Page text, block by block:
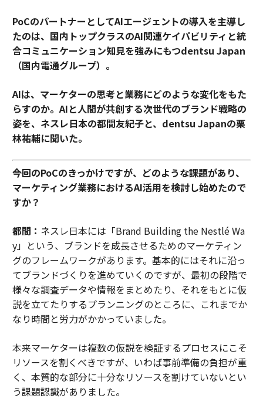
PoCのパートナーとしてAIエージェントの導入を主導し
たのは、国内トップクラスのAI関連ケイパビリティと統
合コミュニケーション知見を強みにもつdentsu Japan
（国内電通グループ）。
AIは、マーケターの思考と業務にどのような変化をもた
らすのか。AIと人間が共創する次世代のブランド戦略の
姿を、ネスレ日本の都間友紀子と、dentsu Japanの栗
林祐輔に聞いた。
――今回のPoCのきっかけですが、どのような課題があり、
マーケティング業務におけるAI活用を検討し始めたので
すか？
都間： ネスレ日本には「Brand Building the Nestlé Wa
y」という、ブランドを成長させるためのマーケティン
グのフレームワークがあります。基本的にはそれに沿っ
てブランドづくりを進めていくのですが、最初の段階で
様々な調査データや情報をまとめたり、それをもとに仮
説を立てたりするプランニングのところに、これまでか
なり時間と労力がかかっていました。
本来マーケターは複数の仮説を検証するプロセスにこそ
リソースを割くべきですが、いわば事前準備の負担が重
く、本質的な部分に十分なリソースを割けていないとい
う課題認識がありました。